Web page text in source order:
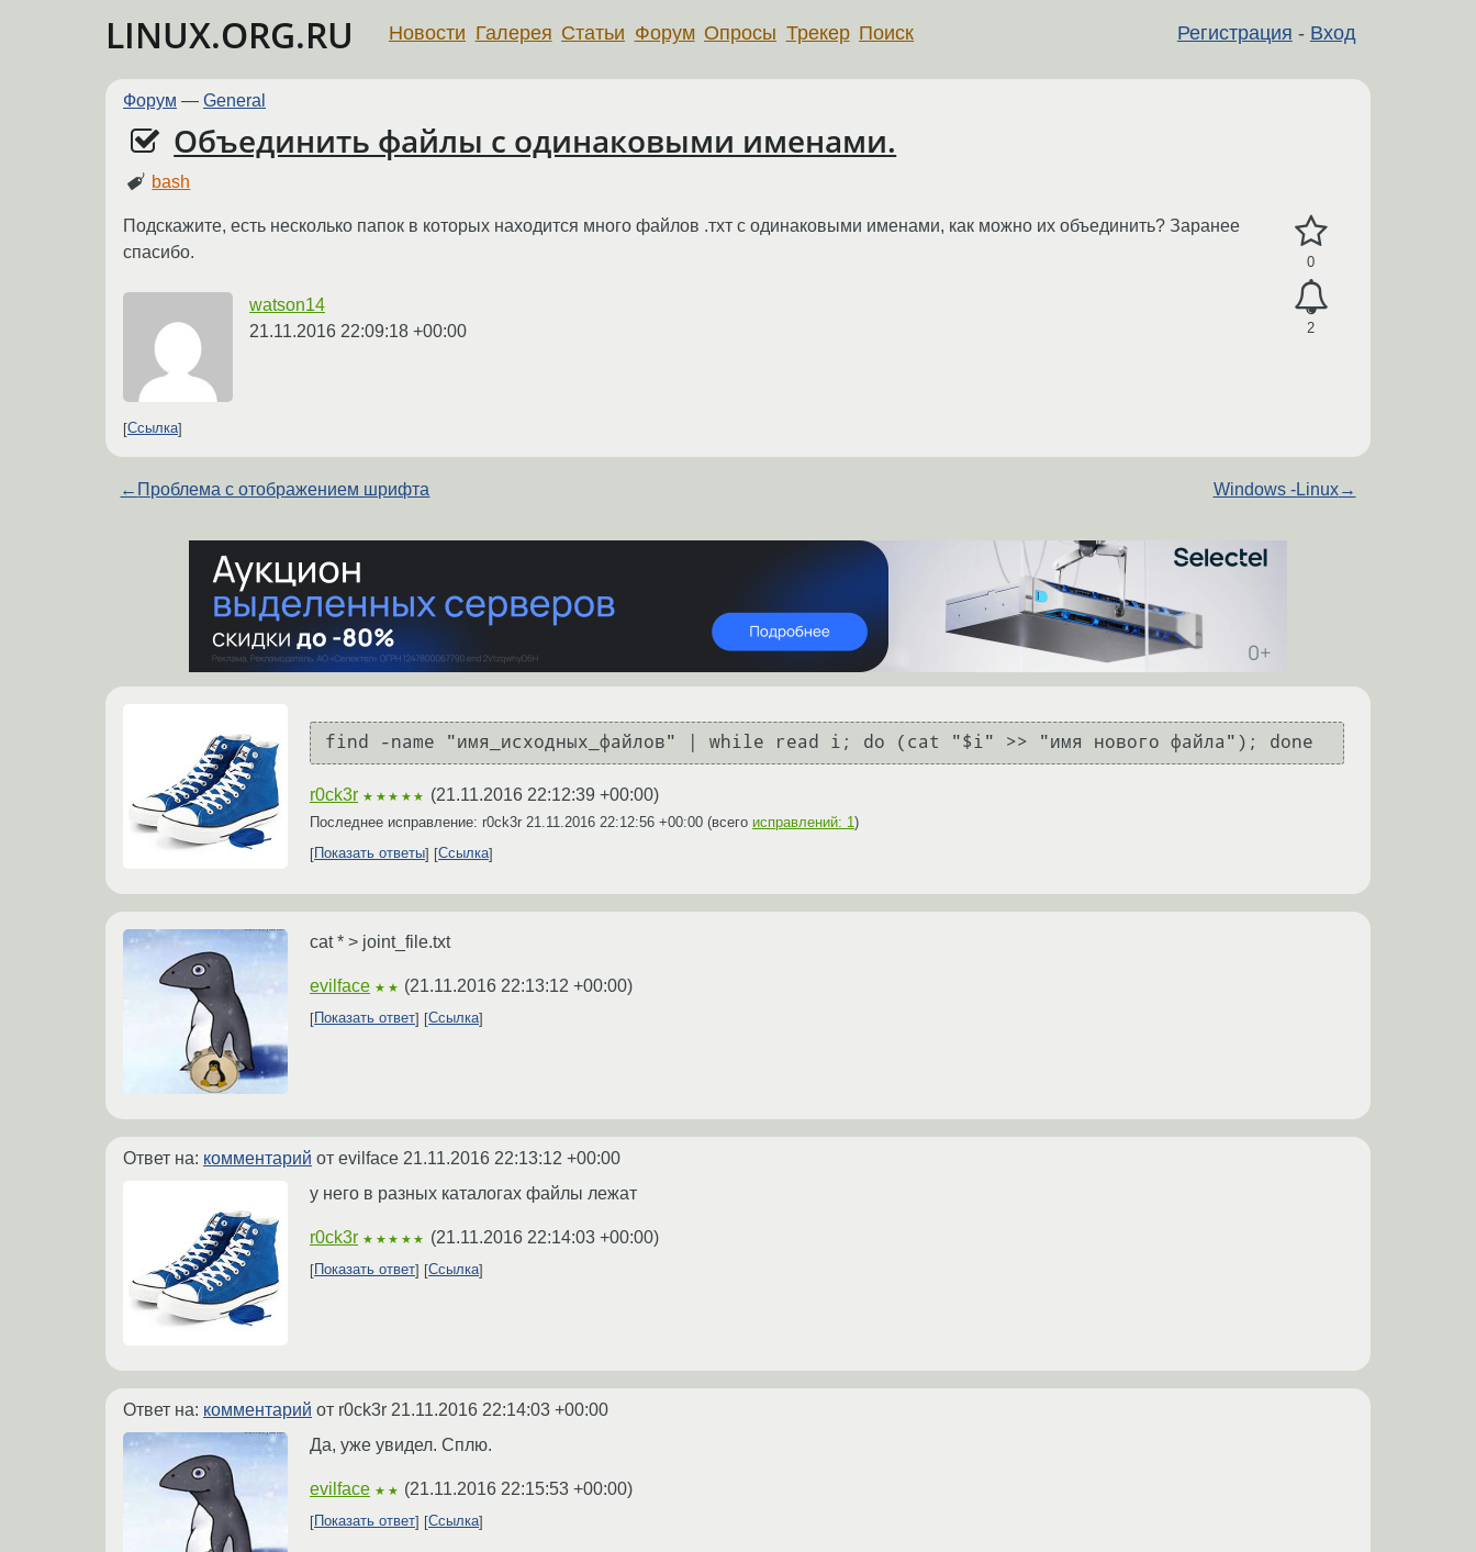
LINUX.ORG.RU Регистрация - Вход
Новости Галерея Статьи Форум Опросы Трекер Поиск
Форум — General
Объединить файлы с одинаковыми именами.
bash
0
2
Подскажите, есть несколько папок в которых находится много файлов .тхт с одинаковыми именами, как можно их объединить? Заранее
спасибо.
watson14
21.11.2016 22:09:18 +00:00
Ссылка
← Проблема с отображением шрифта Windows -Linux→
r0ck3r ★★★★★ (21.11.2016 22:12:39 +00:00)
Последнее исправление: r0ck3r 21.11.2016 22:12:56 +00:00 (всего исправлений: 1 )
Показать ответы
Ссылка
cat * > joint_file.txt
evilface ★★ (21.11.2016 22:13:12 +00:00)
Показать ответ Ссылка
Ответ на: комментарий от evilface 21.11.2016 22:13:12 +00:00
у него в разных каталогах файлы лежат
r0ck3r ★★★★★ (21.11.2016 22:14:03 +00:00)
Показать ответ Ссылка
Ответ на: комментарий от r0ck3r 21.11.2016 22:14:03 +00:00
Да, уже увидел. Сплю.
evilface ★★ (21.11.2016 22:15:53 +00:00)
Показать ответ Ссылка